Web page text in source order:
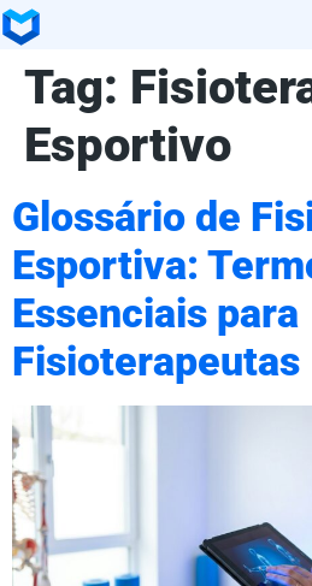
Tag:
Esportivo
Glossário de
Esportiva:
Essenciais para
Fisioterapeutas